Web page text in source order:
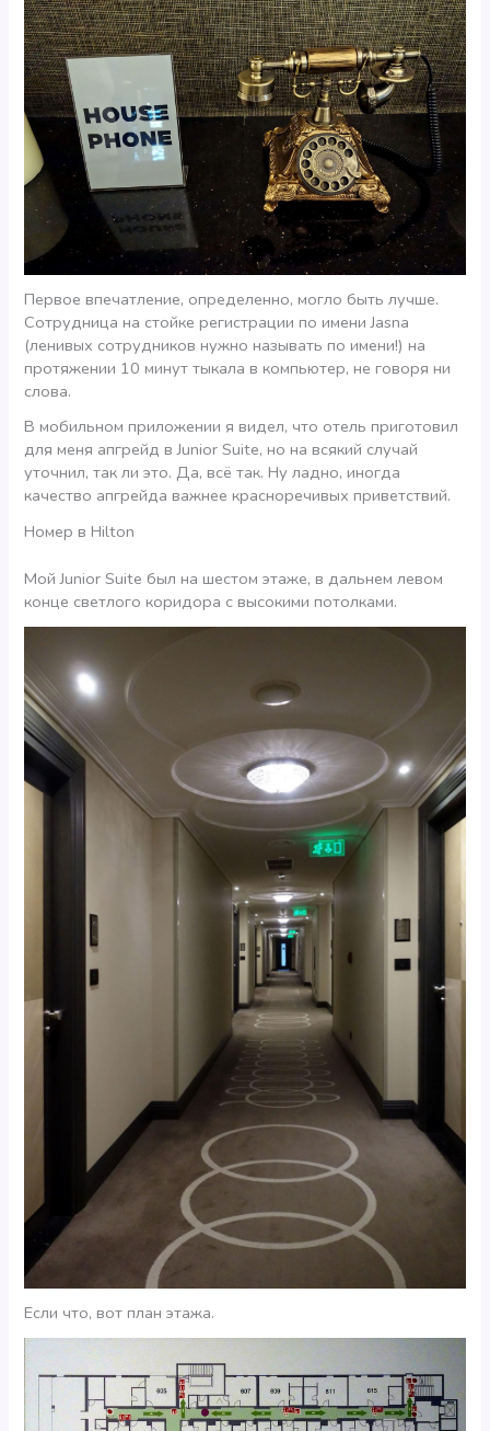
Первое впечатление, определенно, могло быть лучше.
Сотрудница на стойке регистрации по имени Jasna
(ленивых сотрудников нужно называть по имени!) на
протяжении 10 минут тыкала в компьютер, не говоря ни
слова.
В мобильном приложении я видел, что отель приготовил
для меня апгрейд в Junior Suite, но на всякий случай
уточнил, так ли это. Да, всё так. Ну ладно, иногда
качество апгрейда важнее красноречивых приветствий.
Номер в Hilton
Мой Junior Suite был на шестом этаже, в дальнем левом
конце светлого коридора с высокими потолками.
Если что, вот план этажа.